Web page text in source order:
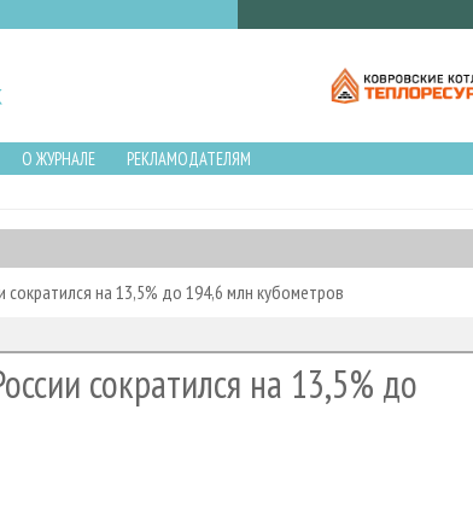
О ЖУРНАЛЕ
РЕКЛАМОДАТЕЛЯМ
на 13,5% до 194,6 млн кубометров
сократился на 13,5% до